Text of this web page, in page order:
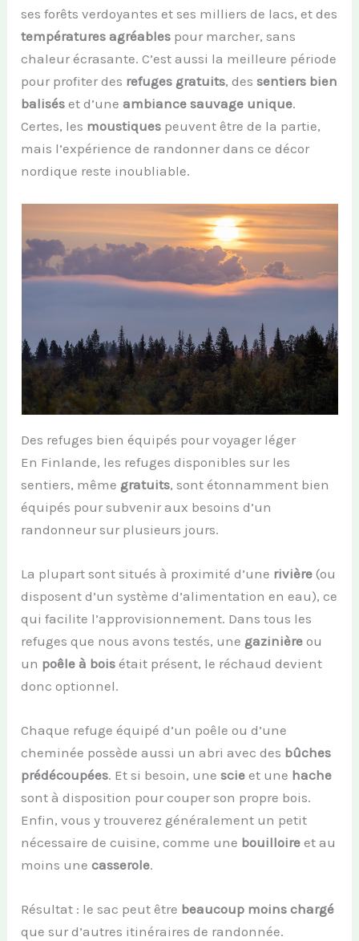
ses forêts verdoyantes et ses milliers de lacs, et des
températures agréables pour marcher, sans
chaleur écrasante. C’est aussi la meilleure période
pour profiter des refuges gratuits, dessentiers bien
balisés et d’uneambiance sauvage unique.
Certes, les moustiques peuvent être de la partie,
mais l’expérience de randonner dans ce décor
nordique reste inoubliable.
Des refuges bien équipés pour voyager léger
En Finlande, les refuges disponibles sur les
sentiers, même gratuits, sont étonnamment bien
équipés pour subvenir aux besoins d’un
randonneur sur plusieurs jours.
La plupart sont situés à proximité d’une rivière (ou
disposent d’un système d’alimentation en eau), ce
qui facilite l’approvisionnement. Dans tous les
refuges que nous avons testés, une gazinière ou
un poêle à bois était présent, le réchaud devient
donc optionnel.
Chaque refuge équipé d’un poêle ou d’une
cheminée possède aussi un abri avec des bûches
prédécoupées. Et si besoin, unescie et une hache
sont à disposition pour couper son propre bois.
Enfin, vous y trouverez généralement un petit
nécessaire de cuisine, comme une bouilloire et au
moins unecasserole.
Résultat : le sac peut être beaucoup moins chargé
que sur d’autres itinéraires de randonnée.